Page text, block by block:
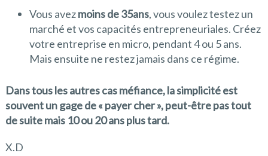
Vous avezmoins de 35ans, vous voulez testez un
marché et vos capacités entrepreneuriales. Créez
votre entreprise en micro, pendant 4 ou 5 ans.
Mais ensuite ne restez jamais dans ce régime.
Dans tous les autres cas méfiance, la simplicité est
souvent un gage de « payer cher », peut-être pas tout
de suite mais 10 ou 20 ans plus tard.
X.D